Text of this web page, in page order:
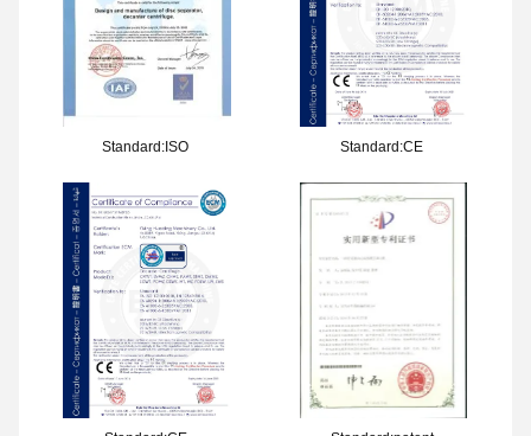
Standard:ISO Standard:CE